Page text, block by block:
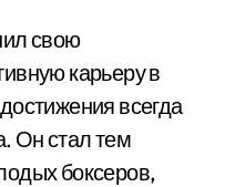
свою
карьеру в
всегда
Он стал тем
боксеров,